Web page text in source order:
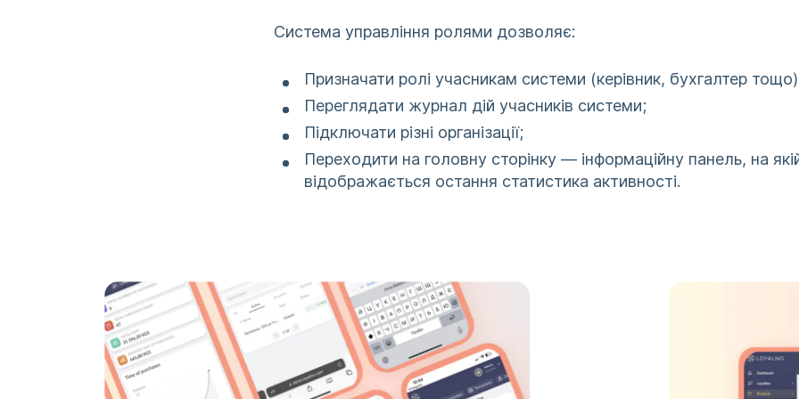
Система управління ролями дозволяє:
Призначати ролі учасникам системи (керівник, бухгалтер
Переглядати журнал дій учасників системи;
Підключати різні організації;
Переходити на головну сторінку — інформаційну панель, на
відображається остання статистика активності.